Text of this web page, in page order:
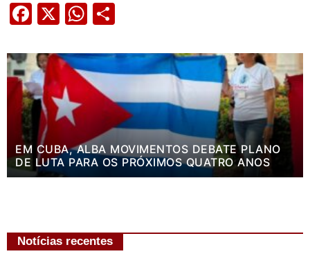
Facebook
X WhatsApp
EM CUBA, ALBA MOVIMENTOS DEBATE PLANO
DE LUTA PARA OS PRÓXIMOS QUATRO ANOS
Notícias recentes